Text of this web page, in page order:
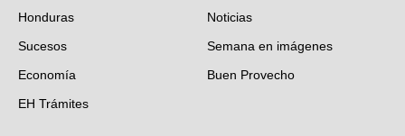
Honduras
Sucesos
Economía
EH Trámites
Noticias
Semana en imágenes
Buen Provecho